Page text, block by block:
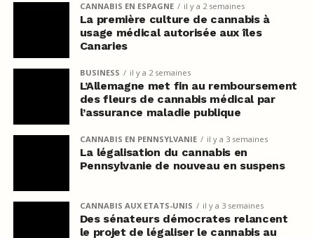
CANNABIS EN ESPAGNE il y a 2 semaines
La première culture de cannabis à
usage médical autorisée aux îles
Canaries
BUSINESS il y a 2 semaines
L’Allemagne met fin au remboursement
des fleurs de cannabis médical par
l’assurance maladie publique
CANNABIS EN PENNSYLVANIE il y a 3 semaines
La légalisation du cannabis en
Pennsylvanie de nouveau en suspens
CANNABIS AUX ETATS-UNIS il y a 3 semaines
Des sénateurs démocrates relancent
le projet de légaliser le cannabis au